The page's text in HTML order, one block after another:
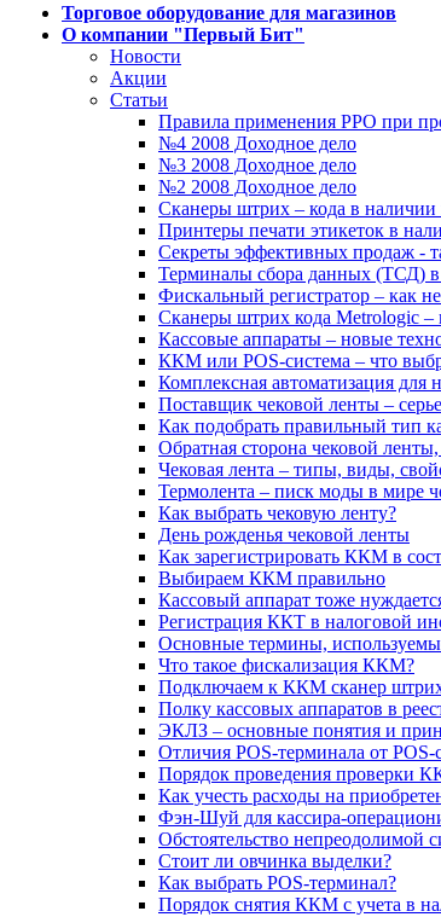
Торговое оборудование для магазинов
О компании "Первый Бит"
Новости
Акции
Статьи
Правила применения РРО при
№4 2008 Доходное дело
№3 2008 Доходное дело
№2 2008 Доходное дело
Сканеры штрих – кода в наличии
Принтеры печати этикеток в
Секреты эффективных продаж -
Терминалы сбора данных (ТСД)
Фискальный регистратор – как
Сканеры штрих кода Metrologic –
Кассовые аппараты – новые
ККМ или POS-система – что
Комплексная автоматизация для
Поставщик чековой ленты –
Как подобрать правильный тип
Обратная сторона чековой
Чековая лента – типы, виды,
Термолента – писк моды в мире
Как выбрать чековую ленту?
День рожденья чековой ленты
Как зарегистрировать ККМ в
Выбираем ККМ правильно
Кассовый аппарат тоже
Регистрация ККТ в налоговой
Основные термины,
Что такое фискализация ККМ?
Подключаем к ККМ сканер
Полку кассовых аппаратов в
ЭКЛЗ – основные понятия и
Отличия POS-терминала от POS-
Порядок проведения проверки
Как учесть расходы на
Фэн-Шуй для кассира-
Обстоятельство
Стоит ли овчинка выделки?
Как выбрать POS-терминал?
Порядок снятия ККМ с учета в